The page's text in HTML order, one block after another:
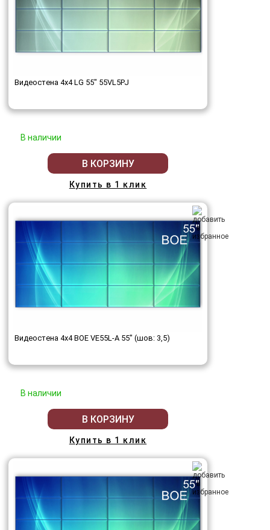
Видеостена 4x4 LG 55" 55VL5PJ
В наличии
В КОРЗИНУ
Купить в 1 клик
Видеостена 4x4 BOE VE55L-A 55" (шов: 3,5)
В наличии
В КОРЗИНУ
Купить в 1 клик